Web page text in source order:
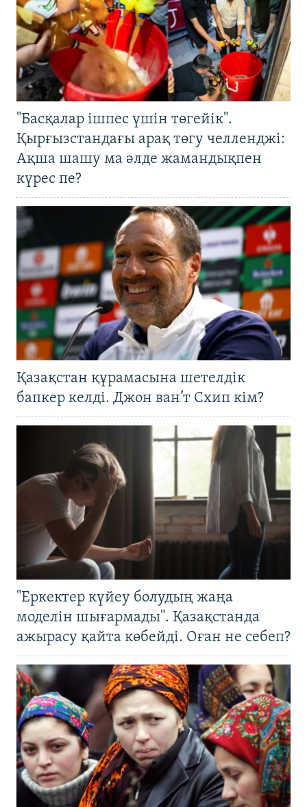
"Басқалар ішпес үшін төгейік".
Қырғызстандағы арақ төгу челленджі:
Ақша шашу ма әлде жамандықпен
күрес пе?
Қазақстан құрамасына шетелдік
бапкер келді. Джон ван’т Схип кім?
"Еркектер күйеу болудың жаңа
моделін шығармады". Қазақстанда
ажырасу қайта көбейді. Оған не себеп?